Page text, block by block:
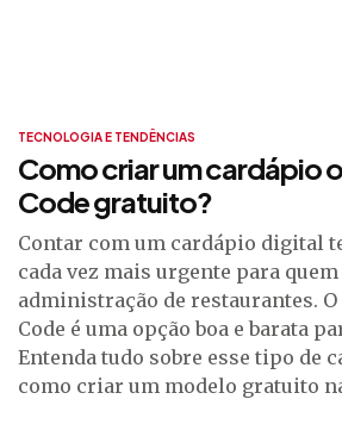
TECNOLOGIA E TENDÊNCIAS
Como criar um cardápio
Code gratuito?
Contar com um cardápio digital
cada vez mais urgente para
administração de restaurantes.
Code é uma opção boa e barata
Entenda tudo sobre esse tipo de
como criar um modelo gratuito